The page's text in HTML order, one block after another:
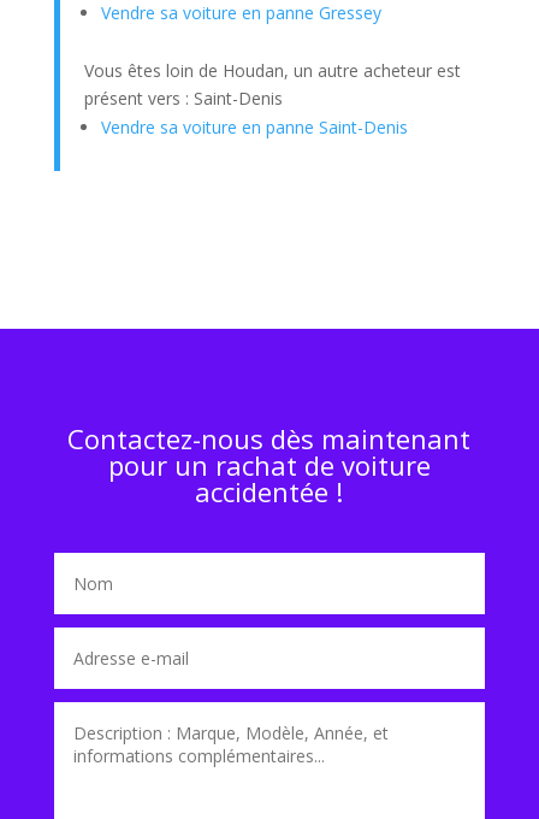
Vendre sa voiture en panne Gressey
Vous êtes loin de Houdan, un autre acheteur est
présent vers : Saint-Denis
Vendre sa voiture en panne Saint-Denis
Contactez-nous dès maintenant
pour un rachat de voiture
accidentée !